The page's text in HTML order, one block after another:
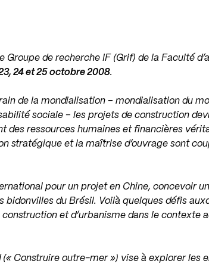
Groupe de recherche IF (Grif) de la Faculté
24 et 25 octobre 2008.
de la mondialisation – mondialisation du
sociale – les projets de construction
des ressources humaines et financières
stratégique et la maîtrise d’ouvrage sont
pour un projet en Chine, concevoir
bidonvilles du Brésil. Voilà quelques défis
et d’urbanisme dans le contexte
Construire outre-mer ») vise à explorer les